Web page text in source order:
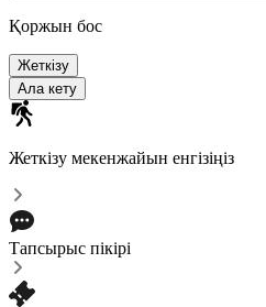
Қоржын бос
Жеткізу
Ала кету
Жеткізу мекенжайын енгізіңіз
Тапсырыс пікірі